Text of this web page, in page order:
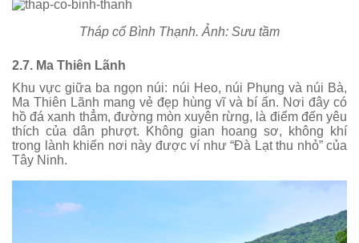
Tháp cổ Bình Thạnh. Ảnh: Sưu tầm
2.7. Ma Thiên Lãnh
Khu vực giữa ba ngọn núi: núi Heo, núi Phụng và núi Bà,
Ma Thiên Lãnh mang vẻ đẹp hùng vĩ và bí ẩn. Nơi đây có
hồ đá xanh thẳm, đường mòn xuyên rừng, là điểm đến yêu
thích của dân phượt. Không gian hoang sơ, không khí
trong lành khiến nơi này được ví như “Đà Lạt thu nhỏ” của
Tây Ninh.